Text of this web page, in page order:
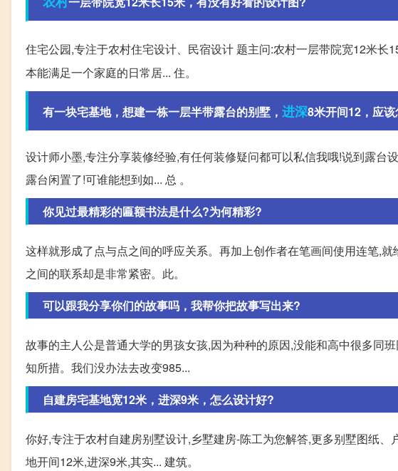
住宅公园,专注于农村住宅设计、民宿设计 题主问:农村一层带院宽12米长
本能满足一个家庭的日常居... 住。
有一块宅基地，想建一栋一层半带露台的别墅， 进深8米开间12，应
设计师小墨,专注分享装修经验,有任何装修疑问都可以私信我哦!说到露台
露台闲置了!可谁能想到如... 总 。
你见过最精彩的匾额书法是什么?为何精彩?
这样就形成了点与点之间的呼应关系。再加上创作者在笔画间使用连笔,
之间的联系却是非常紧密。此。
可以跟我分享你们的故事吗，我帮你把故事写出来?
故事的主人公是普通大学的男孩女孩,因为种种的原因,没能和高中很多同
知所措。我们没办法去改变985...
自建房宅基地宽12米，进深9米，怎么设计好?
你好,专注于农村自建房别墅设计,乡墅建房-陈工为您解答,更多别墅图纸
地开间12米,进深9米,其实... 建筑。